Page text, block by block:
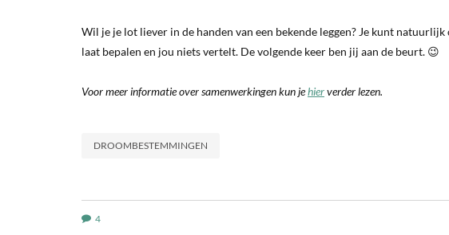
Wil je je lot liever in de handen van een bekende leggen? Je kunt
laat bepalen en jou niets vertelt. De volgende keer ben jij aan de beurt. 😉
Voor meer informatie over samenwerkingen kun jehierverder lezen.
DROOMBESTEMMINGEN
4